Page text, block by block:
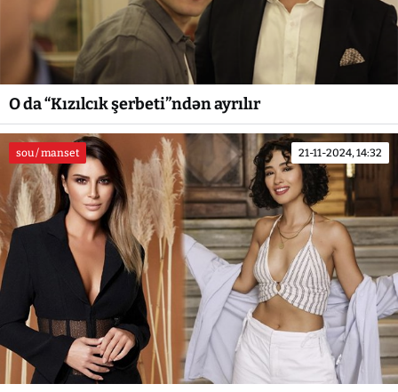
O da “Kızılcık şerbeti”ndən ayrılır
sou / manset 21-11-2024, 14:32